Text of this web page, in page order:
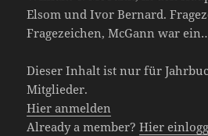
Elsom und Ivor Bernard.
Fragezeichen, McGann war
Dieser Inhalt ist nur für
Mitglieder.
Hier anmelden
Already a member?Hier